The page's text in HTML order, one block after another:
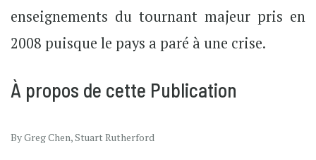
enseignements du tournant majeur pris en
2008 puisque le pays a paré à une crise.
À propos de cette Publication
By Greg Chen, Stuart Rutherford